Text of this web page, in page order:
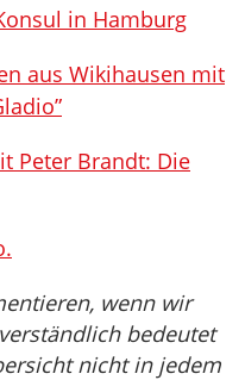
in Hamburg
aus Wikihausen mit
Peter Brandt: Die
wenn wir
bedeutet
nicht in jedem